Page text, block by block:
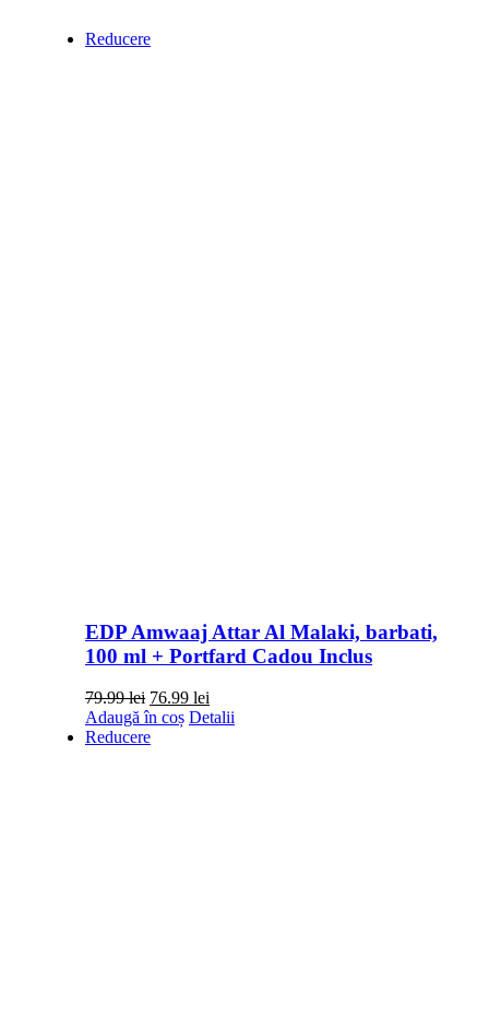
Reducere
EDP Amwaaj Attar Al Malaki, barbati,
100 ml + Portfard Cadou Inclus
79.99lei Prețul
inițial
a
76.99 leiPrețul
curent
Adaugă în coș Detalii
Reducere